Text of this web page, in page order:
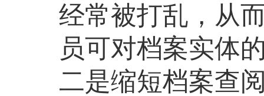
经常被打乱，从
员可对档案实体
二是缩短档案查